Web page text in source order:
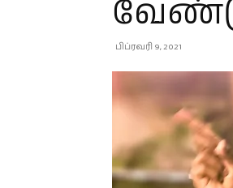
பிப்ரவரி 9, 2021